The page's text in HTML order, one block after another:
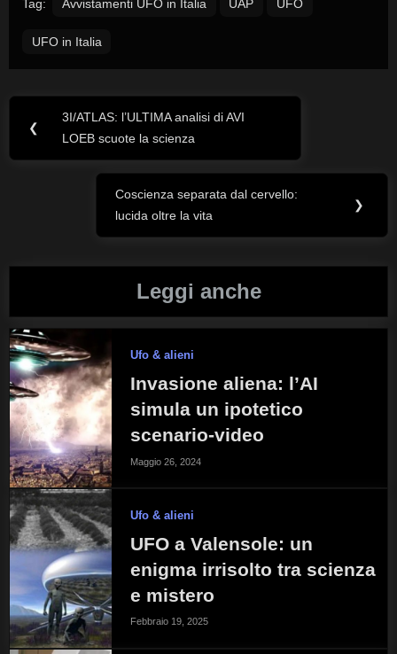
Tag: Avvistamenti UFO in Italia UAP UFO
UFO in Italia
Navigazione
articoli
❮
Previous
Post:
3I/ATLAS: l’ULTIMA analisi di AVI
LOEB scuote la scienza
Next
Post:
Coscienza separata dal cervello:
lucida oltre la vita
❯
Leggi anche
Ufo & alieni
Invasione aliena: l’AI
simula un ipotetico
scenario-video
Maggio 26, 2024
Ufo & alieni
UFO a Valensole: un
enigma irrisolto tra scienza
e mistero
Febbraio 19, 2025